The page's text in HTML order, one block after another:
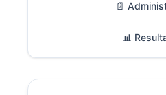
📄
📊